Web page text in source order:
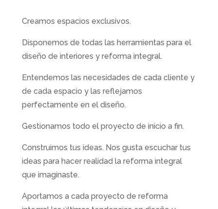
Creamos espacios exclusivos.
Disponemos de todas las herramientas para el
diseño de interiores y reforma integral.
Entendemos las necesidades de cada cliente y
de cada espacio y las reflejamos
perfectamente en el diseño.
Gestionamos todo el proyecto de inicio a fin.
Construimos tus ideas. Nos gusta escuchar tus
ideas para hacer realidad la reforma integral
que imaginaste.
Aportamos a cada proyecto de reforma